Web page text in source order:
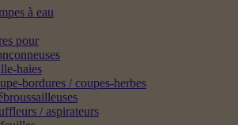
à eau
pour
haies
bordures / coupes-herbes
/ aspirateurs